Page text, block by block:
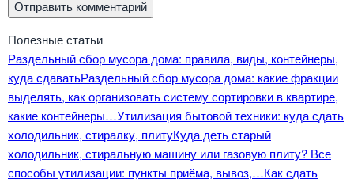
Полезные статьи
Раздельный сбор мусора дома: правила, виды, контейнеры,
куда сдаватьРаздельный сбор мусора дома: какие фракции
выделять, как организовать систему сортировки в квартире,
какие контейнеры…Утилизация бытовой техники: куда сдать
холодильник, стиралку, плитуКуда деть старый
холодильник, стиральную машину или газовую плиту? Все
способы утилизации: пункты приёма, вывоз,…Как сдать